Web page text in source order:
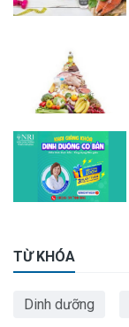
TỪ KHÓA
Dinh dưỡng